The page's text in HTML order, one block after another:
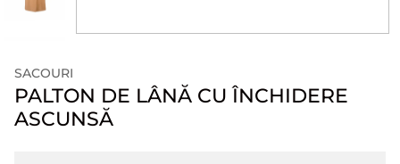
SACOURI
PALTON DE LÂNĂ CU ÎNCHIDERE
ASCUNSĂ